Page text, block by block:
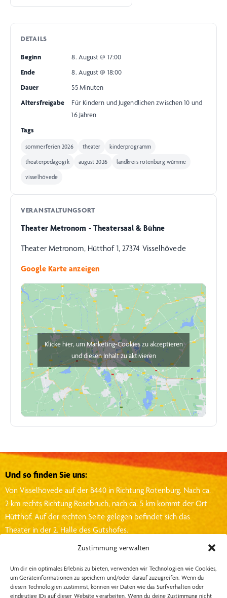
Zustimmung verwalten
Um dir ein optimales Erlebnis zu bieten, verwenden wir Technologien wie Cookies,
um Geräteinformationen zu speichern und/oder darauf zuzugreifen. Wenn du
diesen Technologien zustimmst, können wir Daten wie das Surfverhalten oder
eindeutige IDs auf dieser Website verarbeiten. Wenn du deine Zustimmung nicht
DETAILS
Beginn
8. August @ 17:00
Ende
8. August @ 18:00
Dauer
55 Minuten
Altersfreigabe
Für Kindern und Jugendlichen zwischen 10 und
16 Jahren
Tags
sommerferien 2026 theater kinderprogramm
theaterpedagogik august 2026 landkreis rotenburg wümme
visselhövede
VERANSTALTUNGSORT
Theater Metronom - Theatersaal & Bühne
Theater Metronom, Hütthof 1, 27374 Visselhövede
Google Karte anzeigen
Klicke hier, um Marketing-Cookies zu akzeptieren
und diesen Inhalt zu aktivieren
Und so finden Sie uns:
Von Visselhövede auf der B440 in Richtung Rotenburg. Nach ca.
2 km rechts Richtung Rosebruch, nach ca. 5 km kommt der Ort
Hütthof. Auf der rechten Seite gelegen befindet sich das
Theater in der 2. Halle des Gutshofes.
Kontakt:
Theater Metronom